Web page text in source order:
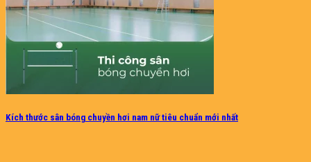
Kích thước sân bóng chuyền hơi nam nữ tiêu chuẩn mới nhất